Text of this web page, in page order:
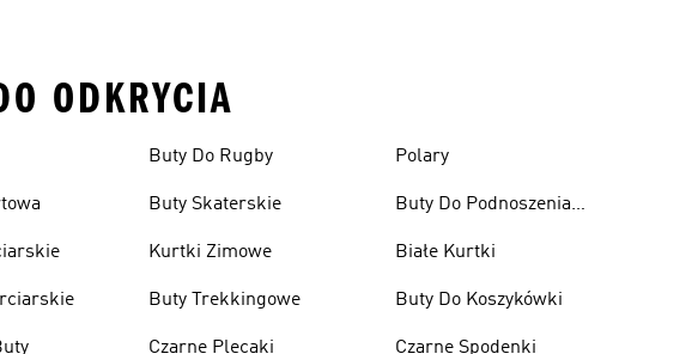
ODKRYCIA
Buty Do Rugby
Buty Skaterskie
Kurtki Zimowe
Buty Trekkingowe
Czarne Plecaki
Polary
Buty Do Podnoszenia
Białe Kurtki
Buty Do Koszykówki
Czarne Spodenki